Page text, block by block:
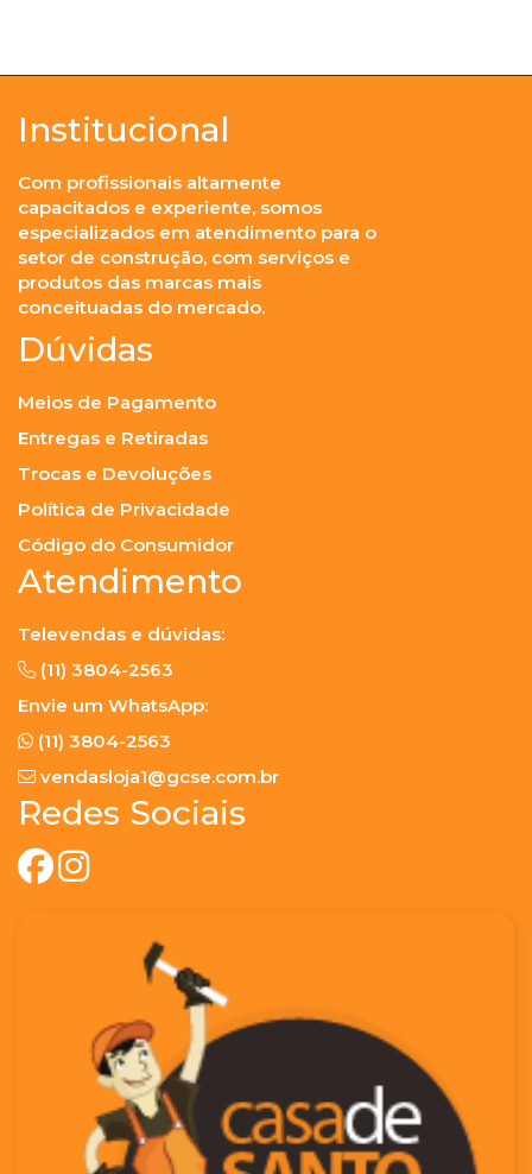
Institucional
Com profissionais altamente
capacitados e experiente, somos
especializados em atendimento para o
setor de construção, com serviços e
produtos das marcas mais
conceituadas do mercado.
Dúvidas
Meios de Pagamento
Entregas e Retiradas
Trocas e Devoluções
Política de Privacidade
Código do Consumidor
Atendimento
Televendas e dúvidas:
(11) 3804-2563
Envie um WhatsApp:
(11) 3804-2563
vendasloja1@gcse.com.br
Redes Sociais